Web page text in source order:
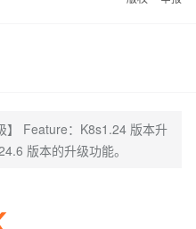
】 Feature：K8s1.24 版本升
版本的升级功能。